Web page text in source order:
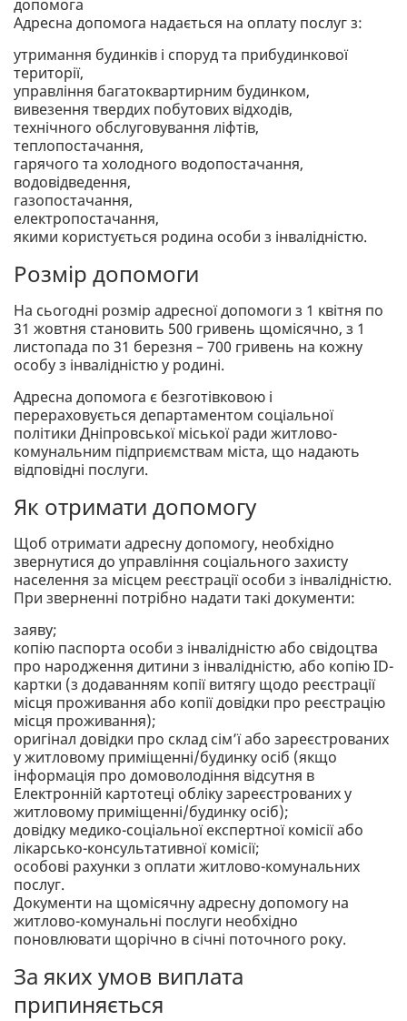
допомога
Адресна допомога надається на оплату послуг з:
утримання будинків і споруд та прибудинкової
території,
управління багатоквартирним будинком,
вивезення твердих побутових відходів,
технічного обслуговування ліфтів,
теплопостачання,
гарячого та холодного водопостачання,
водовідведення,
газопостачання,
електропостачання,
якими користується родина особи з інвалідністю.
Розмір допомоги
На сьогодні розмір адресної допомоги з 1 квітня по
31 жовтня становить 500 гривень щомісячно, з 1
листопада по 31 березня – 700 гривень на кожну
особу з інвалідністю у родині.
Адресна допомога є безготівковою і
перераховується департаментом соціальної
політики Дніпровської міської ради житлово-
комунальним підприємствам міста, що надають
відповідні послуги.
Як отримати допомогу
Щоб отримати адресну допомогу, необхідно
звернутися до управління соціального захисту
населення за місцем реєстрації особи з інвалідністю.
При зверненні потрібно надати такі документи:
заяву;
копію паспорта особи з інвалідністю або свідоцтва
про народження дитини з інвалідністю, або копію ID-
картки (з додаванням копії витягу щодо реєстрації
місця проживання або копії довідки про реєстрацію
місця проживання);
оригінал довідки про склад сім’ї або зареєстрованих
у житловому приміщенні/будинку осіб (якщо
інформація про домоволодіння відсутня в
Електронній картотеці обліку зареєстрованих у
житловому приміщенні/будинку осіб);
довідку медико-соціальної експертної комісії або
лікарсько-консультативної комісії;
особові рахунки з оплати житлово-комунальних
послуг.
Документи на щомісячну адресну допомогу на
житлово-комунальні послуги необхідно
поновлювати щорічно в січні поточного року.
За яких умов виплата
припиняється